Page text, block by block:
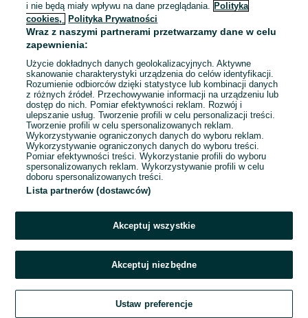
To ogłoszenie nie jest już dostępne
Przejdź na stronę główną
i nie będą miały wpływu na dane przeglądania. Polityka
cookies,
Polityka Prywatności
Wraz z naszymi partnerami przetwarzamy dane w celu
zapewnienia:
Użycie dokładnych danych geolokalizacyjnych. Aktywne
skanowanie charakterystyki urządzenia do celów identyfikacji.
Rozumienie odbiorców dzięki statystyce lub kombinacji danych
z różnych źródeł. Przechowywanie informacji na urządzeniu lub
dostęp do nich. Pomiar efektywności reklam. Rozwój i
ulepszanie usług. Tworzenie profili w celu personalizacji treści.
Tworzenie profili w celu spersonalizowanych reklam.
Wykorzystywanie ograniczonych danych do wyboru reklam.
Wykorzystywanie ograniczonych danych do wyboru treści.
Pomiar efektywności treści. Wykorzystanie profili do wyboru
spersonalizowanych reklam. Wykorzystywanie profili w celu
doboru spersonalizowanych treści.
Lista partnerów (dostawców)
Akceptuj wszystkie
Akceptuj niezbędne
Ustaw preferencje